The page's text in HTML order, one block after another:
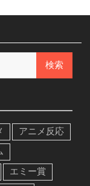
アニメ反応
エミー賞